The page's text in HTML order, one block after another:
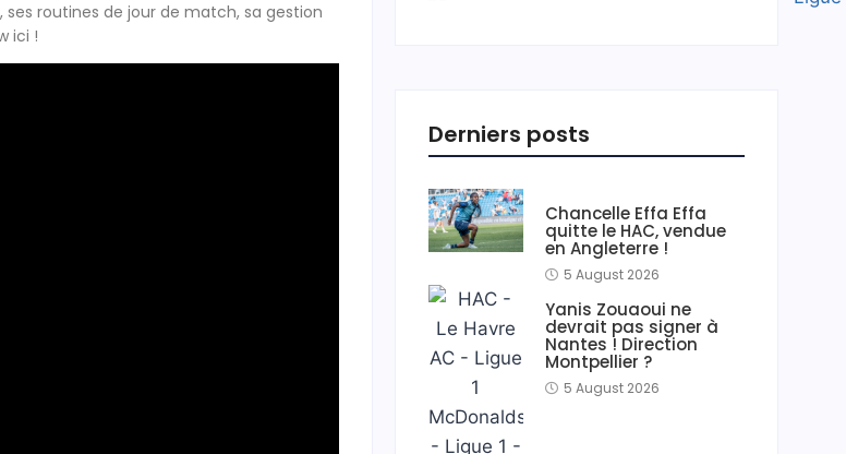
routines de jour de match, sa gestion
ici !
Derniers posts
Chancelle Effa Effa
quitte le HAC, vendue
en Angleterre !
5 August 2026
Yanis Zouaoui ne
devrait pas signer à
Nantes ! Direction
Montpellier ?
5 August 2026